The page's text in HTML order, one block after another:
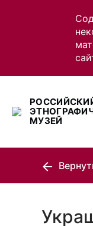
МУЗЕЙ